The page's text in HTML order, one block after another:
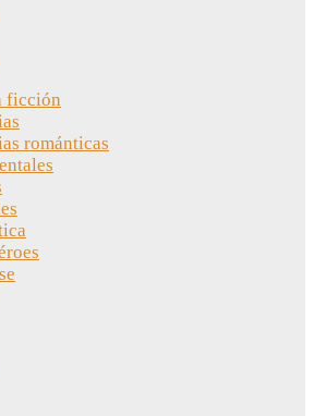
ficción
románticas